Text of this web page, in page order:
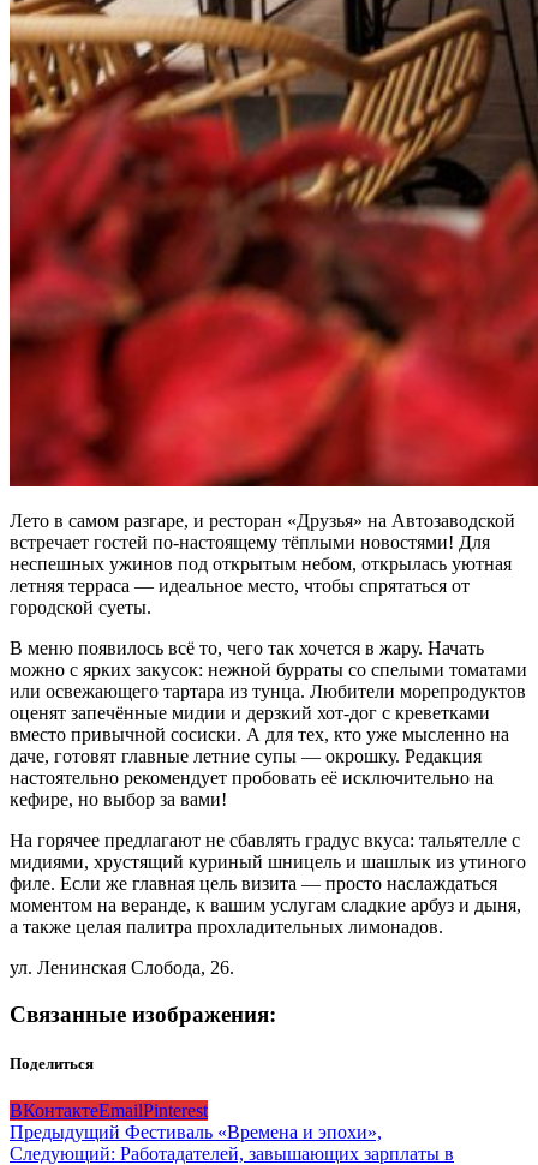
Лето в самом разгаре, и ресторан «Друзья» на Автозаводской
встречает гостей по-настоящему тёплыми новостями! Для
неспешных ужинов под открытым небом, открылась уютная
летняя терраса — идеальное место, чтобы спрятаться от
городской суеты.
В меню появилось всё то, чего так хочется в жару. Начать
можно с ярких закусок: нежной бурраты со спелыми томатами
или освежающего тартара из тунца. Любители морепродуктов
оценят запечённые мидии и дерзкий хот-дог с креветками
вместо привычной сосиски. А для тех, кто уже мысленно на
даче, готовят главные летние супы — окрошку. Редакция
настоятельно рекомендует пробовать её исключительно на
кефире, но выбор за вами!
На горячее предлагают не сбавлять градус вкуса: тальятелле с
мидиями, хрустящий куриный шницель и шашлык из утиного
филе. Если же главная цель визита — просто наслаждаться
моментом на веранде, к вашим услугам сладкие арбуз и дыня,
а также целая палитра прохладительных лимонадов.
ул. Ленинская Слобода, 26.
Связанные изображения:
Поделиться
ВКонтактеEmailPinterest
Навигация
Предыдущий Фестиваль «Времена и эпохи»,
Следующий: Работадателей, завышающих зарплаты в